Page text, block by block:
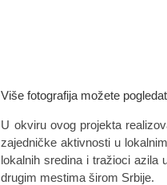
Više fotografija možete
U okviru ovog projekta
zajedničke aktivnosti u
lokalnih sredina i tražioci azila
drugim mestima širom Srbije.